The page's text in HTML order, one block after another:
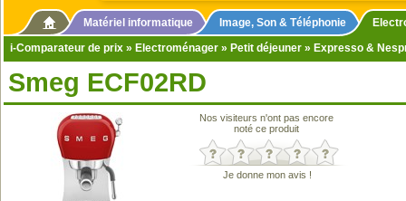
Matériel informatique Image, Son & Téléphonie
i-Comparateur de prix » Electroménager » Petit déjeuner » Expresso &
Smeg ECF02RD
Nos visiteurs n'ont pas encore
noté ce produit
Je donne mon avis !